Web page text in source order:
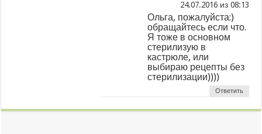
из
Ольга, пожалуйста:)
обращайтесь если что.
Я тоже в основном
стерилизую в
кастрюле, или
выбираю рецепты без
стерилизации))))
Ответить